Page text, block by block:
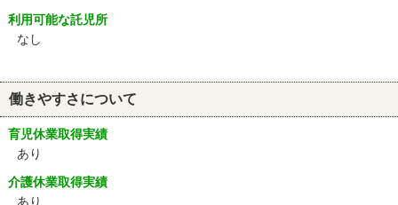
利用可能な託児所
なし
働きやすさについて
育児休業取得実績
あり
介護休業取得実績
あり